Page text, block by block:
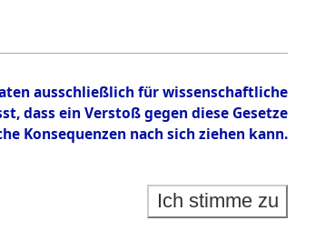
ausschließlich für wissenschaftliche
dass ein Verstoß gegen diese Gesetze
Konsequenzen nach sich ziehen kann.
Ich stimme zu